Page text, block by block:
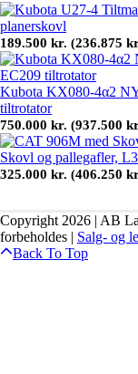
planerskovl
189.500 kr. (236.875
Kubota KX080-4α2
tiltrotator
750.000 kr. (937.500
Skovl og pallegafler,
325.000 kr. (406.250
Copyright 2026 | AB
forbeholdes | Salg- og
Back To Top